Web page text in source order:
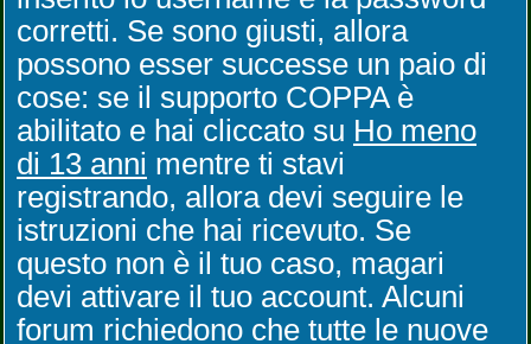
corretti. Se sono giusti, allora
possono esser successe un paio di
cose: se il supporto COPPA è
abilitato e hai cliccato su Ho meno
di 13 anni mentre ti stavi
registrando, allora devi seguire le
istruzioni che hai ricevuto. Se
questo non è il tuo caso, magari
devi attivare il tuo account. Alcuni
forum richiedono che tutte le nuove